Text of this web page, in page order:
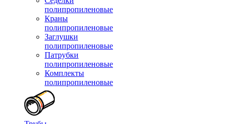
полипропиленовые
Краны
полипропиленовые
Заглушки
полипропиленовые
Патрубки
полипропиленовые
Комплекты
полипропиленовые